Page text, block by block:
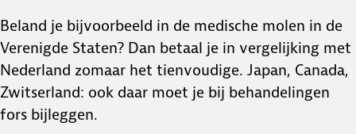
Beland je bijvoorbeeld in de medische molen in de
Verenigde Staten? Dan betaal je in vergelijking met
Nederland zomaar het tienvoudige. Japan, Canada,
Zwitserland: ook daar moet je bij behandelingen
fors bijleggen.